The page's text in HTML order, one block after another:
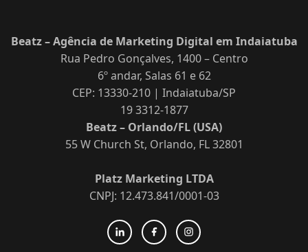
Beatz – Agência de Marketing Digital em Indaiatuba
Rua Pedro Gonçalves, 1400 – Centro
6º andar, Salas 61 e 62
CEP: 13330-210 | Indaiatuba/SP
19 3312-1877
Beatz – Orlando/FL (USA)
55 W Church St, Orlando, FL 32801
Platz Marketing LTDA
CNPJ: 12.473.841/0001-03